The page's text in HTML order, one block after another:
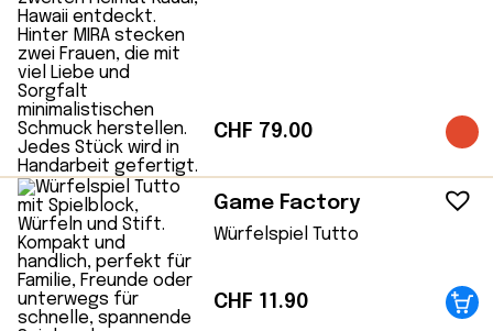
CHF 79.00
Game Factory
Würfelspiel Tutto
CHF 11.90